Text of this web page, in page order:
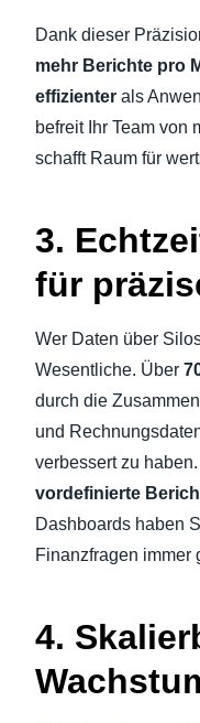
Dank dieser
mehr Berichte pro
effizienter als
befreit Ihr Team von
schafft Raum für
3.
für
Wer Daten über
Wesentliche. Über
durch die
und
verbessert zu
vordefinierte
Dashboards haben
Finanzfragen immer
4.